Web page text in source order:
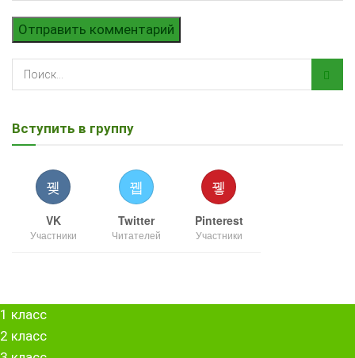
Вступить в группу
VK
Участники
Twitter
Читателей
Pinterest
Участники
1 класс
2 класс